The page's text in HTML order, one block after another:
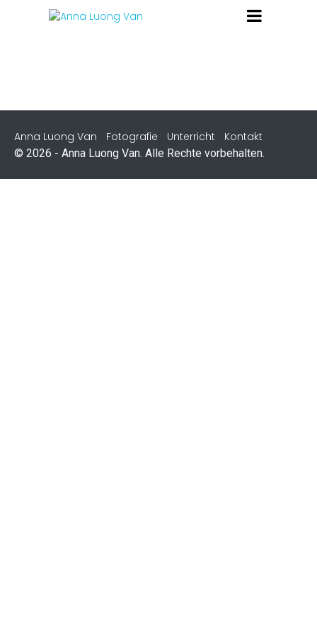
Anna Luong Van Fotografie Unterricht Kontakt
© 2026 - Anna Luong Van. Alle Rechte vorbehalten.